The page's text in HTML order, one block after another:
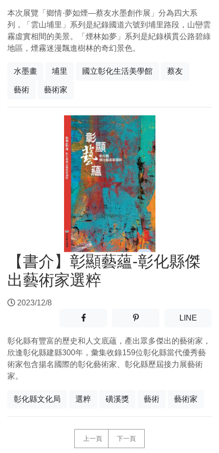
本次展覽「鄉情·夢如煙—蔡友水墨創作展」分為四大系
列，「雲山埔里」系列是紀錄國道六號到埔里路段，山巒雲
霧虛實相間的美景。「煙林如夢」系列是紀錄橫貫公路碧綠
地區，煙霧迷漫飄進樹林的奇幻景色。
水墨畫 埔里 國立彰化生活美學館 蔡友
藝術 藝術家
【書介】彰顯藝蘊-彰化縣傑
出藝術家選粹
2023/12/8
分享至facebook(另開新視窗)
分享至噗浪(另開新視窗)
LINE(另開
彰化縣有豐富的歷史和人文底蘊，產出眾多傑出的藝術家，
欣逢彰化縣建縣300年，彙集收錄159位彰化縣當代優秀藝
術家包含揚名國際的彰化藝術家、彰化縣歷屆接力展藝術
家。
彰化縣文化局 選粹 磺溪獎 藝術 藝術家
上一頁 下一頁